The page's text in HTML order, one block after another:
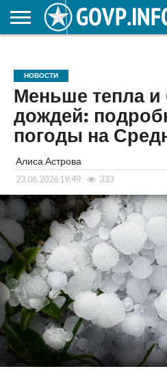
ОБРАЗОВАНИЕ
НОВОСТИ
Меньше тепла
дождей:
погоды на
Алиса Астрова
23.06.2026 19:49 333